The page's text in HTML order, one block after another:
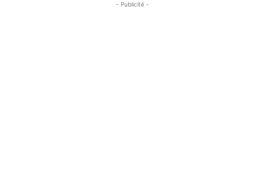
- Publicité -